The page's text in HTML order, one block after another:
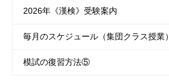
2026年《漢検》受験案内
毎月のスケジュール（集団クラス授業）
模試の復習方法⑤